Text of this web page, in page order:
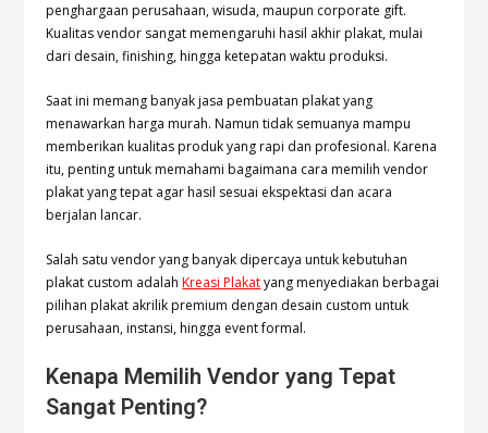
penghargaan perusahaan, wisuda, maupun corporate gift.
Kualitas vendor sangat memengaruhi hasil akhir plakat, mulai
dari desain, finishing, hingga ketepatan waktu produksi.
Saat ini memang banyak jasa pembuatan plakat yang
menawarkan harga murah. Namun tidak semuanya mampu
memberikan kualitas produk yang rapi dan profesional. Karena
itu, penting untuk memahami bagaimana cara memilih vendor
plakat yang tepat agar hasil sesuai ekspektasi dan acara
berjalan lancar.
Salah satu vendor yang banyak dipercaya untuk kebutuhan
plakat custom adalahKreasi Plakatyang menyediakan berbagai
pilihan plakat akrilik premium dengan desain custom untuk
perusahaan, instansi, hingga event formal.
Kenapa Memilih Vendor yang Tepat
Sangat Penting?